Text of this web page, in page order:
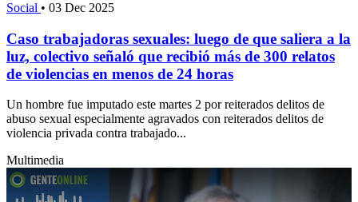
Social • 03 Dec 2025
Caso trabajadoras sexuales: luego de que saliera a la
luz, colectivo señaló que recibió más de 300 relatos
de violencias en menos de 24 horas
Un hombre fue imputado este martes 2 por reiterados delitos de
abuso sexual especialmente agravados con reiterados delitos de
violencia privada contra trabajado...
Multimedia